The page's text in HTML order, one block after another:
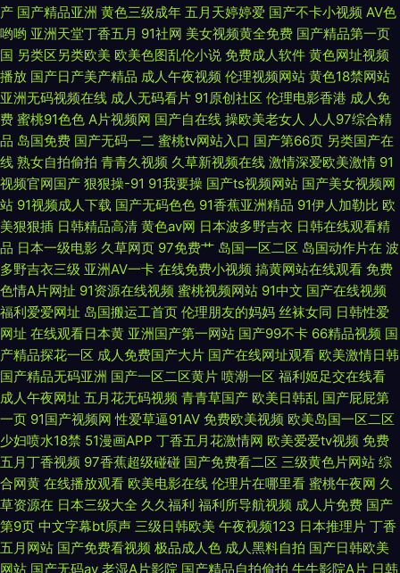
理论片 国产精品视频中文字幕 香蕉伊人网 九九热在线观看视频 在线免费观
看一 女人被躁到高 91人妻人妻 欧美性交网站 97福利网 91精品国产免费网站
欲妇荡岳丰满少妇A片24小时 六月丁香婷 91成人免费视频 欧美伊人色综 91
制服黑丝av 欧美日韩精品一级高清 91桃色下载网站 欧美高清一区二区在线
专区观看视频 52ava传媒 男人影院网 91次元黄 南瓜电影官方 欧美精品三级
二区 AV天党电影院 日本熟女自慰 成全免费观看高清全集完整在线 人人超人
人超免费国产 最新免费美剧 国内真实刺激对白自 日韩色综合 91探花在线观
看 韩国美女青草 日韩新片w不卡精品 91精品直播 国严综合色产在线精品 日
韩欧美国产岛国精品 最新国产日韩欧美在线 国产丝袜在线 日韩穴穴色 2012
中文字幕在线高清 国产性爱在 国产在线精品一区二区 午夜宅男宅女的 成人
网页入口 免费一区二区三 亚洲AV私人影院 成年人网 免费a∨在线永久 性一
交一乱一伦一视 成年人软件 麻豆cao逼 先锋5566资源网 操出轨少妇呻吟 天
堂va 97资源在线超碰 精品国产色色 石英砂滤料 91午夜伦理影院
产 国产精品亚洲 黄色三级成年 五月天婷婷爱 国产不卡小视频 AV色
哟哟 亚洲天堂丁香五月 91社网 美女视频黄全免费 国产精品第一页
国 另类区另类欧美 欧美色图乱伦小说 免费成人软件 黄色网址视频
播放 国产日产美产精品 成人午夜视频 伦理视频网站 黄色18禁网站
亚洲无码视频在线 成人无码看片 91原创社区 伦理电影香港 成人免
费 蜜桃91色色 A片视频网 国产自在线 操欧美老女人 人人97综合精
品 岛国免费 国产无码一二 蜜桃tv网站入口 国产第66页 另类国产在
线 熟女自拍偷拍 青青久视频 久草新视频在线 激情深爱欧美激情 91
视频官网国产 狠狠操-91 91我要操 国产ts视频网站 国产美女视频网
站 91视频成人下载 国产无码色色 91香蕉亚洲精品 91伊人加勒比 欧
美狠狠插 日韩精品高清 黄色av网 日本波多野吉衣 日韩在线观看精
品 日本一级电影 久草网页 97免费艹 岛国一区二区 岛国动作片在 波
多野吉衣三级 亚洲AV一卡 在线免费小视频 搞黄网站在线观看 免费
色情A片网扯 91资源在线视频 蜜桃视频网站 91中文 国产在线视频
福利爱爱网址 岛国搬运工首页 伦理朋友的妈妈 丝袜女同 日韩性爱
网址 在线观看日本黄 亚洲国产第一网站 国产99不卡 66精品视频 国
产精品探花一区 成人免费国产大片 国产在线网址观看 欧美激情日韩
国产精品无码亚洲 国产一区二区黄片 喷潮一区 福利姬足交在线看
成人午夜网址 五月花无码视频 青青草国产 欧美日韩乱 国产屁屁第
一页 91国产视频网 性爱草逼91AV 免费欧美视频 欧美岛国一区二区
少妇喷水18禁 51漫画APP 丁香五月花激情网 欧美爱爱tv视频 免费
五月丁香视频 97香蕉超级碰碰 国产免费看二区 三级黄色片网站 综
合网黄 在线播放观看 欧美电影在线 伦理片在哪里看 蜜桃午夜网 久
草资源在 日本三级大全 久久福利 福利所导航视频 成人片免费 国产
第9页 中文字幕bt原声 三级日韩欧美 午夜视频123 日本推理片 丁香
五月网站 国产免费看视频 极品成人色 成人黑料自拍 国产日韩欧美
网站 国产无码av 老湿A片影院 国产精品自拍偷拍 牛牛影院A片 日韩